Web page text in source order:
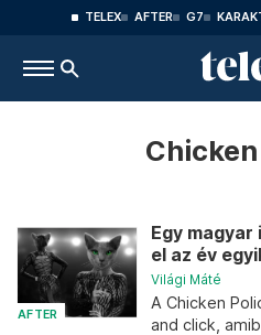
TELEX AFTER G7
AFTER
Egy
el az év
Világi Máté
A Chicken
and click,